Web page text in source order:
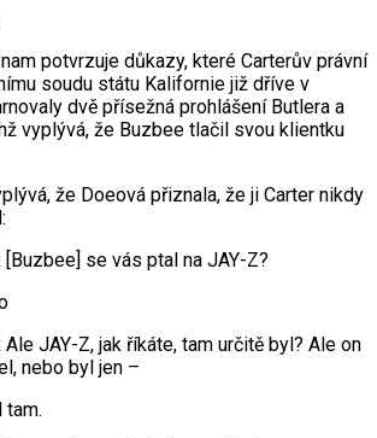
potvrzuje důkazy, které Carterův právní
soudu státu Kalifornie již dříve v
dvě přísežná prohlášení Butlera a
vyplývá, že Buzbee tlačil svou klientku
že Doeová přiznala, že ji Carter nikdy
[Buzbee] se vás ptal na JAY-Z?
Ale JAY-Z, jak říkáte, tam určitě byl? Ale on
nebo byl jen –
tam.